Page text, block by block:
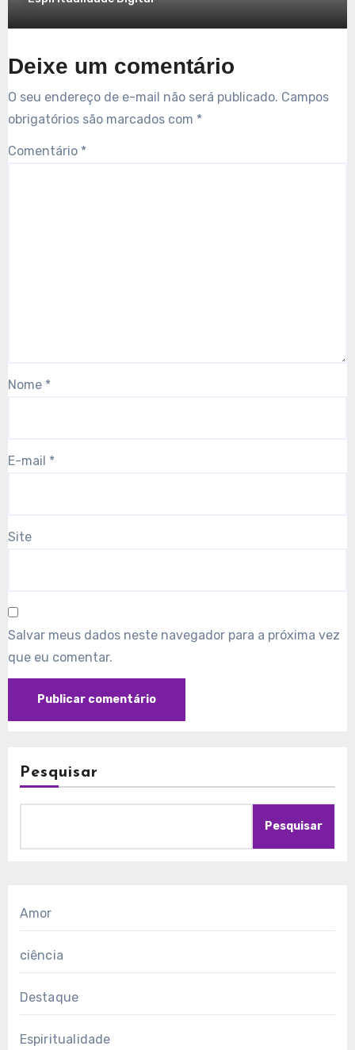
Deixe um comentário
O seu endereço de e-mail não será publicado. Campos
obrigatórios são marcados com *
Comentário *
Nome *
E-mail *
Site
Salvar meus dados neste navegador para a próxima vez
que eu comentar.
Pesquisar
Pesquisar
Amor
ciência
Destaque
Espiritualidade